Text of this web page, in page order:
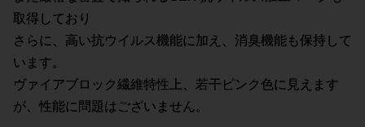
取得しており
さらに、高い抗ウイルス機能に加え、消臭機能も保持して
います。
ヴァイアブロック繊維特性上、若干ピンク色に見えます
が、性能に問題はございません。